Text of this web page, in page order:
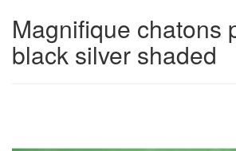
Magnifique chatons
black silver shaded